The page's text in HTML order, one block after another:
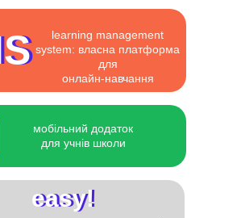
learning management
system: власна платформа
для
онлайн-навчання
easy!
easy!
мобільний додаток
для учнів школи